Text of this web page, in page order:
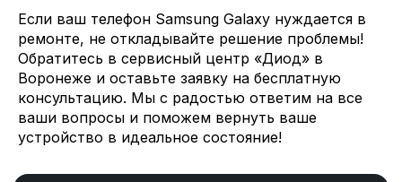
Если ваш телефон Samsung Galaxy нуждается в
ремонте, не откладывайте решение проблемы!
Обратитесь в сервисный центр «Диод» в
Воронеже и оставьте заявку на бесплатную
консультацию. Мы с радостью ответим на все
ваши вопросы и поможем вернуть ваше
устройство в идеальное состояние!